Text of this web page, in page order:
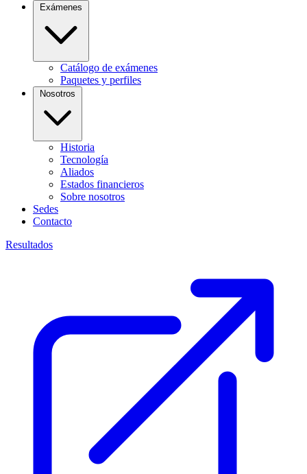
Catálogo de exámenes
Paquetes y perfiles
Historia
Tecnología
Aliados
Estados financieros
Sobre nosotros
Sedes
Contacto
Resultados